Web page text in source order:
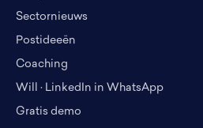
Sectornieuws
Postideeën
Coaching
Will · LinkedIn in WhatsApp
Gratis demo